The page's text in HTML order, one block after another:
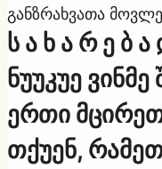
განზრახვათა
ს ა ხ ა რ ე ბ
ნუუკუე
ერთი
თქუენ,